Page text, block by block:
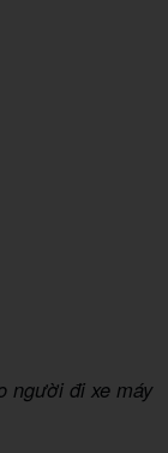
người đi xe máy